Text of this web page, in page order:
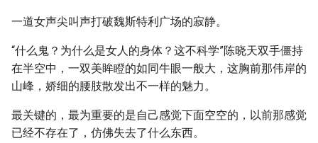
一道女声尖叫声打破魏斯特利广场的寂静。
“什么鬼？为什么是女人的身体？这不科学”陈晓天双手僵持
在半空中，一双美眸瞪的如同牛眼一般大，这胸前那伟岸的
山峰，娇细的腰肢散发出不一样的魅力。
最关键的，最为重要的是自己感觉下面空空的，以前那感觉
已经不存在了，仿佛失去了什么东西。